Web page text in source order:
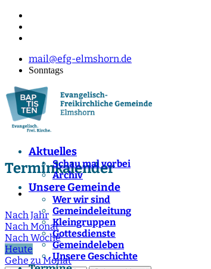
mail@efg-elmshorn.de
Sonntags
Aktuelles
Schau mal vorbei
Archiv
Unsere Gemeinde
Wer wir sind
Gemeindeleitung
Kleingruppen
Gottesdienste
Gemeindeleben
Unsere Geschichte
Terminkalender
Nach Jahr
Nach Monat
Nach Woche
Heute
Gehe zu Monat